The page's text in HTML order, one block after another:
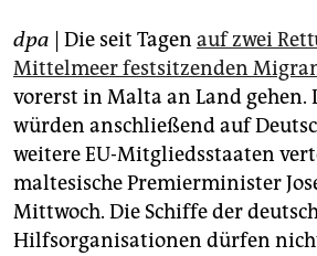
shop
fragen & hilfe
unterstützen
abo
genossenschaft
dpa | Die seit Tagen auf zwei
Mittelmeer festsitzenden
vorerst in Malta an Land gehen.
würden anschließend auf
weitere EU-Mitgliedsstaaten
maltesische Premierminister
Mittwoch. Die Schiffe der
Hilfsorganisationen dürfen